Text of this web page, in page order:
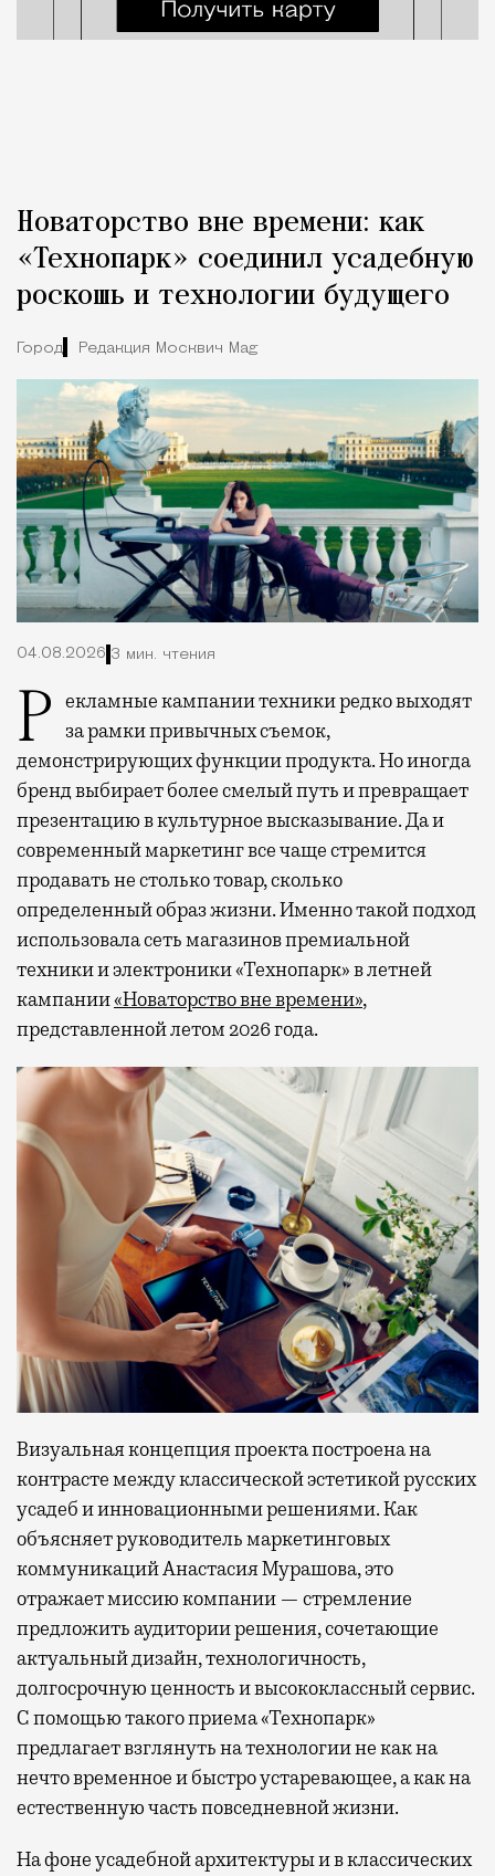
Новаторство вне времени: как
«Технопарк» соединил усадебную
роскошь и технологии будущего
Город Редакция Москвич Mag
04.08.2026 3 мин. чтения
Рекламные кампании техники редко выходят
за рамки привычных съемок,
демонстрирующих функции продукта. Но иногда
бренд выбирает более смелый путь и превращает
презентацию в культурное высказывание. Да и
современный маркетинг все чаще стремится
продавать не столько товар, сколько
определенный образ жизни. Именно такой подход
использовала сеть магазинов премиальной
техники и электроники «Технопарк» в летней
кампании«Новаторство вне времени»,
представленной летом 2026 года.
Визуальная концепция проекта построена на
контрасте между классической эстетикой русских
усадеб и инновационными решениями. Как
объясняет руководитель маркетинговых
коммуникаций Анастасия Мурашова, это
отражает миссию компании — стремление
предложить аудитории решения, сочетающие
актуальный дизайн, технологичность,
долгосрочную ценность и высококлассный сервис.
С помощью такого приема «Технопарк»
предлагает взглянуть на технологии не как на
нечто временное и быстро устаревающее, а как на
естественную часть повседневной жизни.
На фоне усадебной архитектуры и в классических